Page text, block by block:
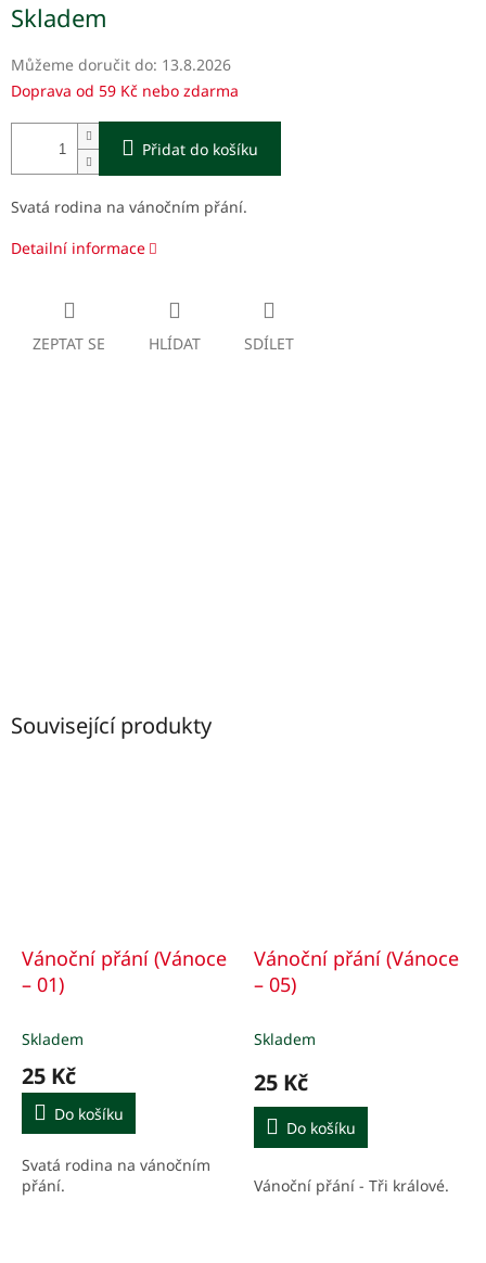
cena:
Skladem
Můžeme doručit do: 13.8.2026
Doprava od 59 Kč nebo zdarma
Přidat do košíku
Svatá rodina na vánočním přání.
Detailní informace
ZEPTAT SE HLÍDAT SDÍLET
Související produkty
Vánoční přání (Vánoce
– 01)
Skladem
25 Kč
Do košíku
Svatá rodina na vánočním
přání.
Vánoční přání (Vánoce
– 05)
Skladem
25 Kč
Do košíku
Vánoční přání - Tři králové.